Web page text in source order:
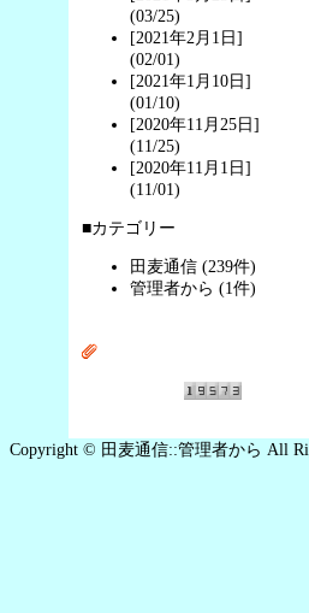
(03/25)
[2021年2月1日]
(02/01)
[2021年1月10日]
(01/10)
[2020年11月25日]
(11/25)
[2020年11月1日]
(11/01)
■カテゴリー
田麦通信 (239件)
管理者から (1件)
Copyright © 田麦通信::管理者から All